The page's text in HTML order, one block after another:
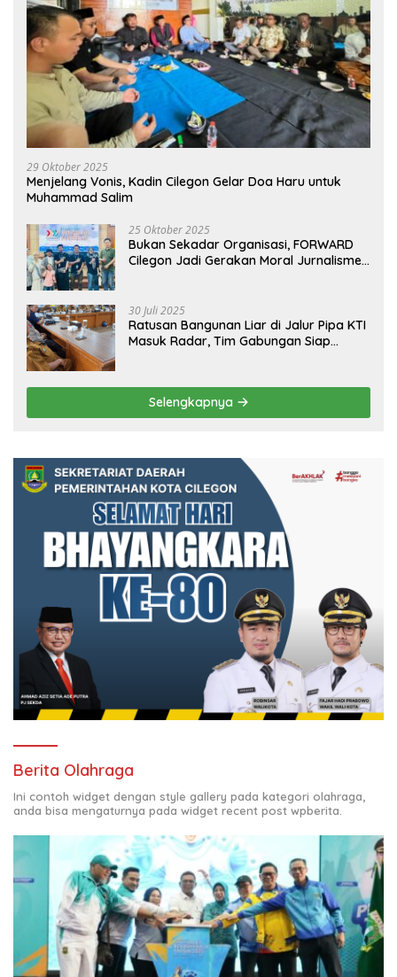
29 Oktober 2025
Menjelang Vonis, Kadin Cilegon Gelar Doa Haru untuk
Muhammad Salim
25 Oktober 2025
Bukan Sekadar Organisasi, FORWARD
Cilegon Jadi Gerakan Moral Jurnalisme
30 Juli 2025
Ratusan Bangunan Liar di Jalur Pipa KTI
Masuk Radar, Tim Gabungan Siap
Selengkapnya
Berita Olahraga
Ini contoh widget dengan style gallery pada kategori olahraga,
anda bisa mengaturnya pada widget recent post wpberita.